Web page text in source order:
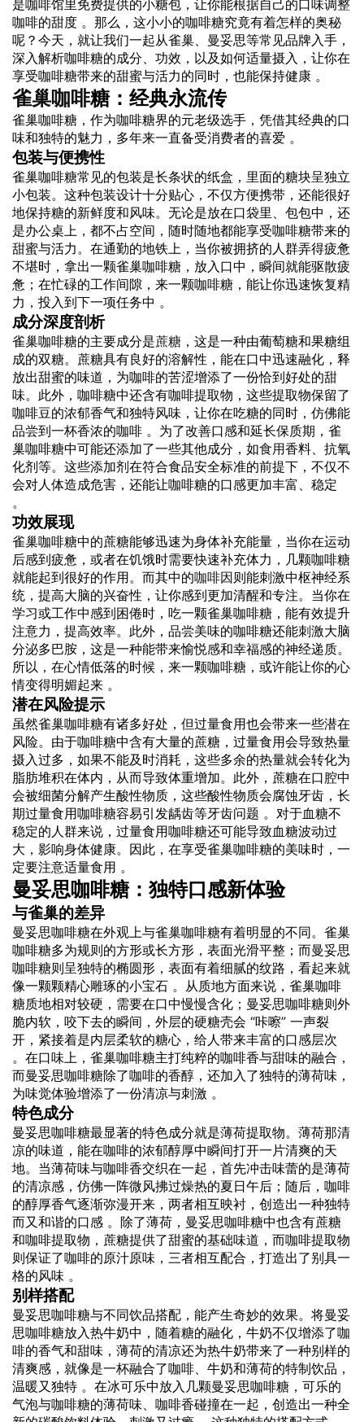
是咖啡馆里免费提供的小糖包，让你能根据自己的口味调整
咖啡的甜度 。那么，这小小的咖啡糖究竟有着怎样的奥秘
呢？今天，就让我们一起从雀巢、曼妥思等常见品牌入手，
深入解析咖啡糖的成分、功效，以及如何适量摄入，让你在
享受咖啡糖带来的甜蜜与活力的同时，也能保持健康 。
雀巢咖啡糖：经典永流传
雀巢咖啡糖，作为咖啡糖界的元老级选手，凭借其经典的口
味和独特的魅力，多年来一直备受消费者的喜爱 。
包装与便携性
雀巢咖啡糖常见的包装是长条状的纸盒，里面的糖块呈独立
小包装。这种包装设计十分贴心，不仅方便携带，还能很好
地保持糖的新鲜度和风味。无论是放在口袋里、包包中，还
是办公桌上，都不占空间，随时随地都能享受咖啡糖带来的
甜蜜与活力。在通勤的地铁上，当你被拥挤的人群弄得疲惫
不堪时，拿出一颗雀巢咖啡糖，放入口中，瞬间就能驱散疲
惫；在忙碌的工作间隙，来一颗咖啡糖，能让你迅速恢复精
力，投入到下一项任务中 。
成分深度剖析
雀巢咖啡糖的主要成分是蔗糖 ，这是一种由葡萄糖和果糖组
成的双糖。蔗糖具有良好的溶解性，能在口中迅速融化，释
放出甜蜜的味道，为咖啡的苦涩增添了一份恰到好处的甜
味。此外，咖啡糖中还含有咖啡提取物，这些提取物保留了
咖啡豆的浓郁香气和独特风味，让你在吃糖的同时，仿佛能
品尝到一杯香浓的咖啡 。为了改善口感和延长保质期，雀
巢咖啡糖中可能还添加了一些其他成分，如食用香料、抗氧
化剂等。这些添加剂在符合食品安全标准的前提下，不仅不
会对人体造成危害，还能让咖啡糖的口感更加丰富、稳定
。
功效展现
雀巢咖啡糖中的蔗糖能够迅速为身体补充能量，当你在运动
后感到疲惫，或者在饥饿时需要快速补充体力，几颗咖啡糖
就能起到很好的作用。而其中的咖啡因则能刺激中枢神经系
统，提高大脑的兴奋性，让你感到更加清醒和专注。当你在
学习或工作中感到困倦时，吃一颗雀巢咖啡糖，能有效提升
注意力，提高效率。此外，品尝美味的咖啡糖还能刺激大脑
分泌多巴胺，这是一种能带来愉悦感和幸福感的神经递质。
所以，在心情低落的时候，来一颗咖啡糖，或许能让你的心
情变得明媚起来 。
潜在风险提示
虽然雀巢咖啡糖有诸多好处，但过量食用也会带来一些潜在
风险。由于咖啡糖中含有大量的蔗糖，过量食用会导致热量
摄入过多，如果不能及时消耗，这些多余的热量就会转化为
脂肪堆积在体内，从而导致体重增加。此外，蔗糖在口腔中
会被细菌分解产生酸性物质，这些酸性物质会腐蚀牙齿，长
期过量食用咖啡糖容易引发龋齿等牙齿问题 。对于血糖不
稳定的人群来说，过量食用咖啡糖还可能导致血糖波动过
大，影响身体健康。因此，在享受雀巢咖啡糖的美味时，一
定要注意适量食用 。
曼妥思咖啡糖：独特口感新体验
与雀巢的差异
曼妥思咖啡糖在外观上与雀巢咖啡糖有着明显的不同。雀巢
咖啡糖多为规则的方形或长方形，表面光滑平整；而曼妥思
咖啡糖则呈独特的椭圆形，表面有着细腻的纹路，看起来就
像一颗颗精心雕琢的小宝石 。从质地方面来说，雀巢咖啡
糖质地相对较硬，需要在口中慢慢含化；曼妥思咖啡糖则外
脆内软，咬下去的瞬间，外层的硬糖壳会 “咔嚓” 一声裂
开，紧接着是内层柔软的糖心，给人带来丰富的口感层次
。在口味上，雀巢咖啡糖主打纯粹的咖啡香与甜味的融合，
而曼妥思咖啡糖除了咖啡的香醇，还加入了独特的薄荷味，
为味觉体验增添了一份清凉与刺激 。
特色成分
曼妥思咖啡糖最显著的特色成分就是薄荷提取物。薄荷那清
凉的味道，能在咖啡的浓郁醇厚中瞬间打开一片清爽的天
地。当薄荷味与咖啡香交织在一起，首先冲击味蕾的是薄荷
的清凉感，仿佛一阵微风拂过燥热的夏日午后；随后，咖啡
的醇厚香气逐渐弥漫开来，两者相互映衬，创造出一种独特
而又和谐的口感 。除了薄荷，曼妥思咖啡糖中也含有蔗糖
和咖啡提取物，蔗糖提供了甜蜜的基础味道，而咖啡提取物
则保证了咖啡的原汁原味，三者相互配合，打造出了别具一
格的风味 。
别样搭配
曼妥思咖啡糖与不同饮品搭配，能产生奇妙的效果。将曼妥
思咖啡糖放入热牛奶中，随着糖的融化，牛奶不仅增添了咖
啡的香气和甜味，薄荷的清凉还为热牛奶带来了一种别样的
清爽感，就像是一杯融合了咖啡、牛奶和薄荷的特制饮品，
温暖又独特 。在冰可乐中放入几颗曼妥思咖啡糖，可乐的
气泡与咖啡糖的薄荷味、咖啡香碰撞在一起，创造出一种全